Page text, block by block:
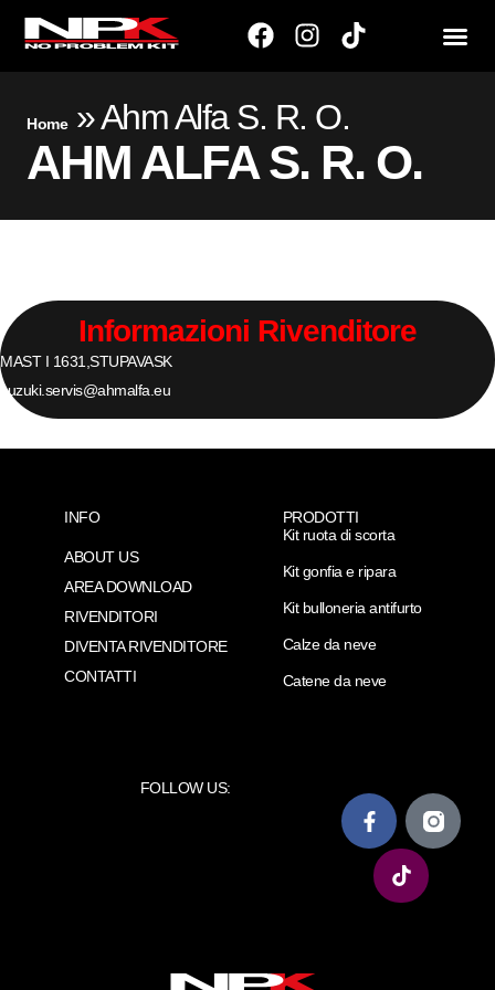
Home»Ahm Alfa S. R. O.
AHM ALFA S. R. O.
Informazioni Rivenditore
MAST I 1631, STUPAVASK
suzuki.servis@ahmalfa.eu
INFO
ABOUT US
AREA DOWNLOAD
RIVENDITORI
DIVENTA RIVENDITORE
CONTATTI
PRODOTTI
Kit ruota di scorta
Kit gonfia e ripara
Kit bulloneria antifurto
Calze da neve
Catene da neve
FOLLOW US: